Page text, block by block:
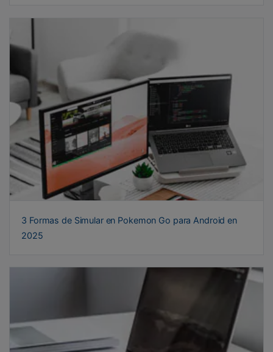
3 Formas de Simular en Pokemon Go para Android en
2025